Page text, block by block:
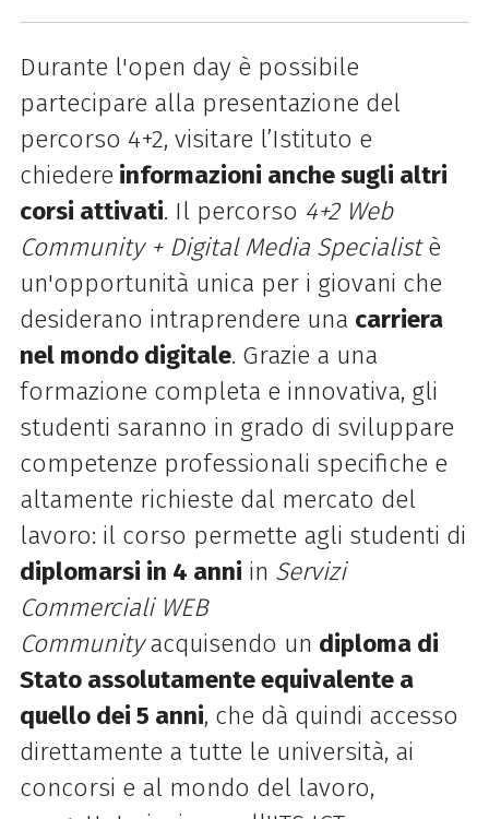
Durante l'open day è possibile
partecipare alla presentazione del
percorso 4+2, visitare l’Istituto e
chiedere informazioni anche sugli altri
corsi attivati. Il percorso 4+2 Web
Community + Digital Media Specialistè
un'opportunità unica per i giovani che
desiderano intraprendere una carriera
nel mondo digitale. Grazie a una
formazione completa e innovativa, gli
studenti saranno in grado di sviluppare
competenze professionali specifiche e
altamente richieste dal mercato del
lavoro: il corso permette agli studenti di
diplomarsi in 4 anni in Servizi
Commerciali WEB
Community acquisendo un diploma di
Stato assolutamente equivalente a
quello dei 5 anni, che dà quindi accesso
direttamente a tutte le università, ai
concorsi e al mondo del lavoro,